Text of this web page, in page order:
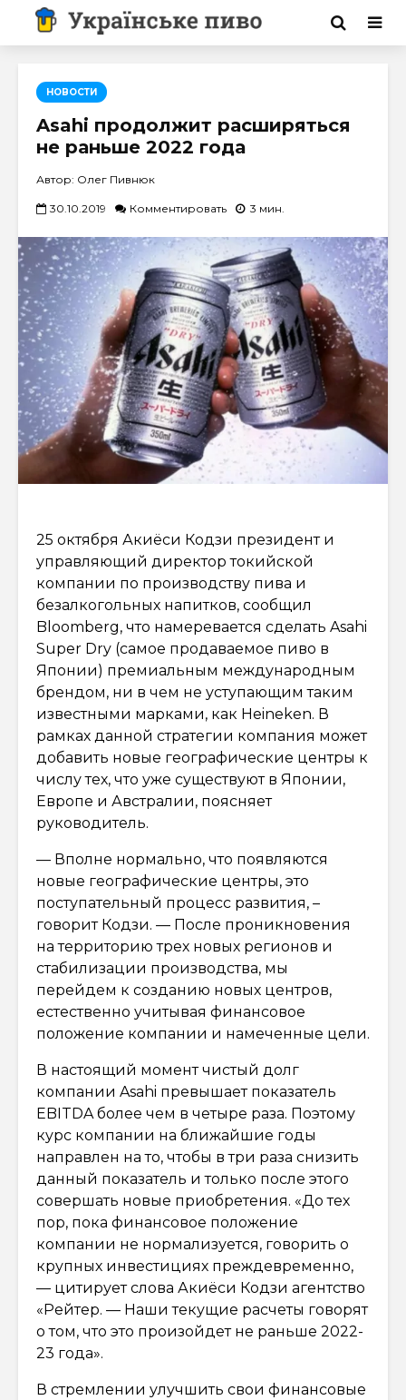
НОВОСТИ
Asahi продолжит расширяться
не раньше 2022 года
Автор: Олег Пивнюк
30.10.2019 Комментировать 3 мин.
25 октября Акиёси Кодзи президент и
управляющий директор токийской
компании по производству пива и
безалкогольных напитков, сообщил
Bloomberg, что намеревается сделать Asahi
Super Dry (самое продаваемое пиво в
Японии) премиальным международным
брендом, ни в чем не уступающим таким
известными марками, как Heineken. В
рамках данной стратегии компания может
добавить новые географические центры к
числу тех, что уже существуют в Японии,
Европе и Австралии, поясняет
руководитель.
— Вполне нормально, что появляются
новые географические центры, это
поступательный процесс развития, –
говорит Кодзи. — После проникновения
на территорию трех новых регионов и
стабилизации производства, мы
перейдем к созданию новых центров,
естественно учитывая финансовое
положение компании и намеченные цели.
В настоящий момент чистый долг
компании Asahi превышает показатель
EBITDA более чем в четыре раза. Поэтому
курс компании на ближайшие годы
направлен на то, чтобы в три раза снизить
данный показатель и только после этого
совершать новые приобретения. «До тех
пор, пока финансовое положение
компании не нормализуется, говорить о
крупных инвестициях преждевременно,
— цитирует слова Акиёси Кодзи агентство
«Рейтер. — Наши текущие расчеты говорят
о том, что это произойдет не раньше 2022-
23 года».
В стремлении улучшить свои финансовые